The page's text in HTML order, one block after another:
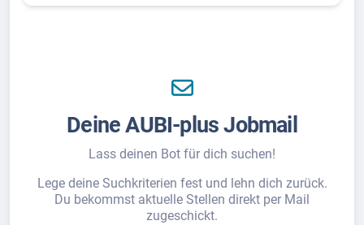
Deine AUBI-plus Jobmail
Lass deinen Bot für dich suchen!
Lege deine Suchkriterien fest und lehn dich zurück.
Du bekommst aktuelle Stellen direkt per Mail
zugeschickt.